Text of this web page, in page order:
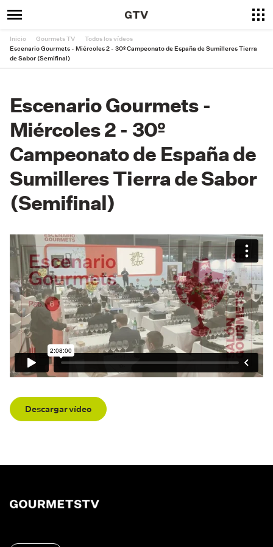
Inicio Gourmets TV
Todos los vídeos
Escenario Gourmets - Miércoles 2 - 30º Campeonato de España de Sumilleres Tierra
de Sabor (Semifinal)
Escenario Gourmets -
Miércoles 2 - 30º
Campeonato de España de
Sumilleres Tierra de Sabor
(Semifinal)
Descargar vídeo